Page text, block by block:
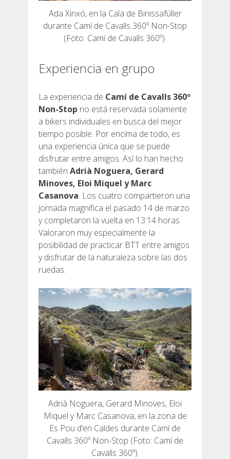
Ada Xinxó, en la Cala de Binissafúller
durante Camí de Cavalls 360º Non-Stop
(Foto: Camí de Cavalls 360º).
Experiencia en grupo
La experiencia de Camí de Cavalls 360º
Non-Stop no está reservada solamente
a bikers individuales en busca del mejor
tiempo posible. Por encima de todo, es
una experiencia única que se puede
disfrutar entre amigos. Así lo han hecho
también Adrià Noguera, Gerard
Minoves, Eloi Miquel y Marc
Casanova. Los cuatro compartieron una
jornada magnífica el pasado 14 de marzo
y completaron la vuelta en 13:14 horas.
Valoraron muy especialmente la
posibilidad de practicar BTT entre amigos
y disfrutar de la naturaleza sobre las dos
ruedas.
Adrià Noguera, Gerard Minoves, Eloi
Miquel y Marc Casanova, en la zona de
Es Pou d’en Caldes durante Camí de
Cavalls 360º Non-Stop (Foto: Camí de
Cavalls 360º).